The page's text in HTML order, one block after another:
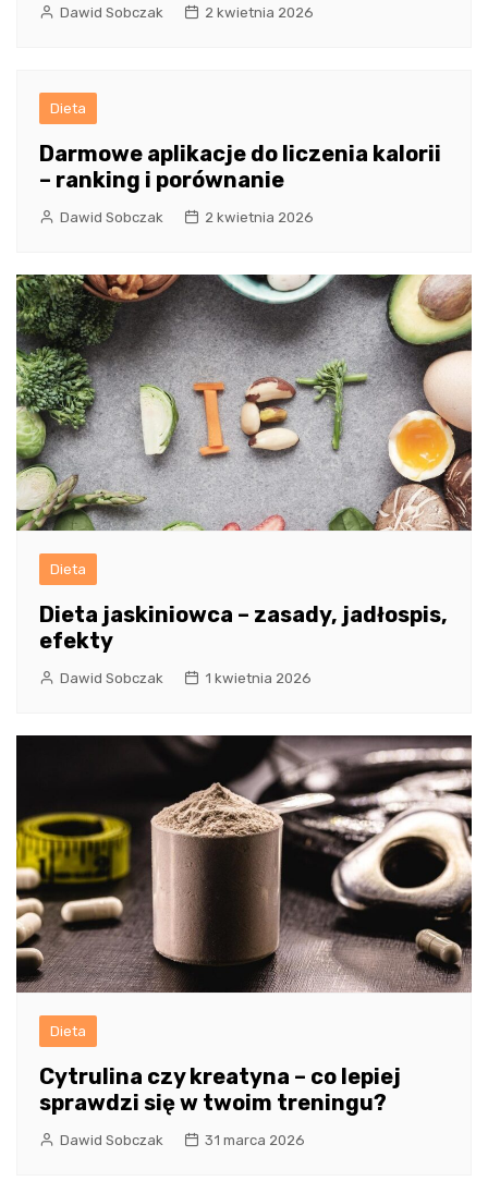
Dawid Sobczak 2 kwietnia 2026
Dieta
Darmowe aplikacje do liczenia kalorii
– ranking i porównanie
Dawid Sobczak 2 kwietnia 2026
Dieta
Dieta jaskiniowca – zasady, jadłospis,
efekty
Dawid Sobczak 1 kwietnia 2026
Dieta
Cytrulina czy kreatyna – co lepiej
sprawdzi się w twoim treningu?
Dawid Sobczak 31 marca 2026